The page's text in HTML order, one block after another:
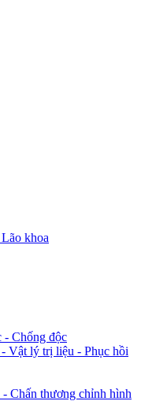
khoa
- Chống độc
Vật lý trị liệu - Phục hồi
Chấn thương chỉnh hình